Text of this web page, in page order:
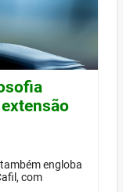
engloba
com